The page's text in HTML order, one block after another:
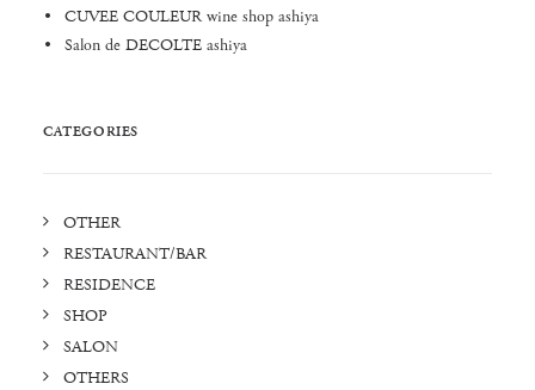
CUVEE COULEUR wine shop ashiya
Salon de DECOLTE ashiya
CATEGORIES
OTHER
RESTAURANT/BAR
RESIDENCE
SHOP
SALON
OTHERS